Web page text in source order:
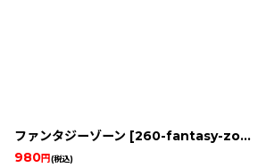
ファンタジーゾーン [260-fantasy-zone-famicom
980円(税込)